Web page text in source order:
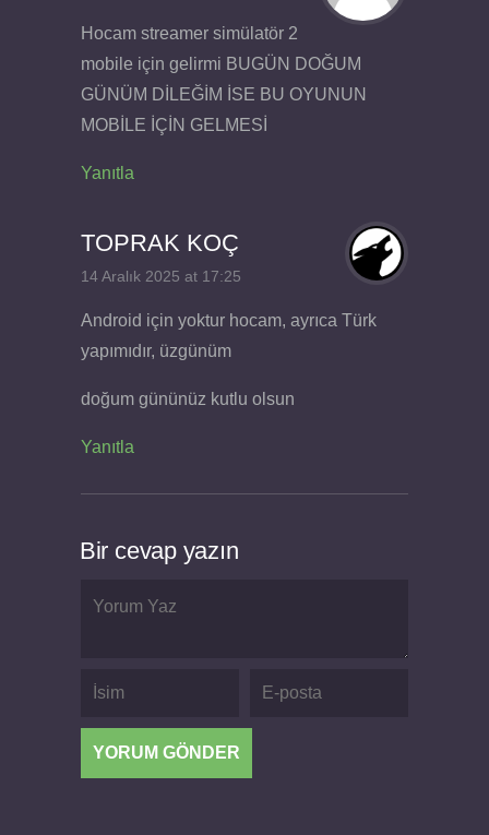
Hocam streamer simülatör 2
mobile için gelirmi BUGÜN DOĞUM
GÜNÜM DİLEĞİM İSE BU OYUNUN
MOBİLE İÇİN GELMESİ
Yanıtla
TOPRAK KOÇ
14 Aralık 2025 at 17:25
Android için yoktur hocam, ayrıca Türk
yapımıdır, üzgünüm
doğum gününüz kutlu olsun
Yanıtla
Bir cevap yazın